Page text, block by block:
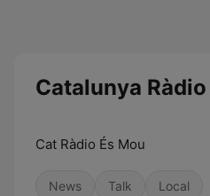
Catalunya Ràdio
Cat Ràdio És Mou
News Talk Local